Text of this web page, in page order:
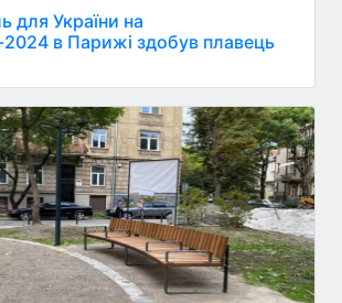
для України на
2024 в Парижі здобув плавець